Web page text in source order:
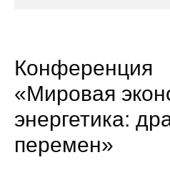
О нас
Об институте
Научные
Конференция
«Мировая
энергетика:
перемен»